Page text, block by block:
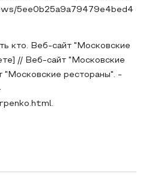
5ee0b25a9a79479e4bed4
кто. Веб-сайт "Московские
// Веб-сайт "Московские
"Московские рестораны". -